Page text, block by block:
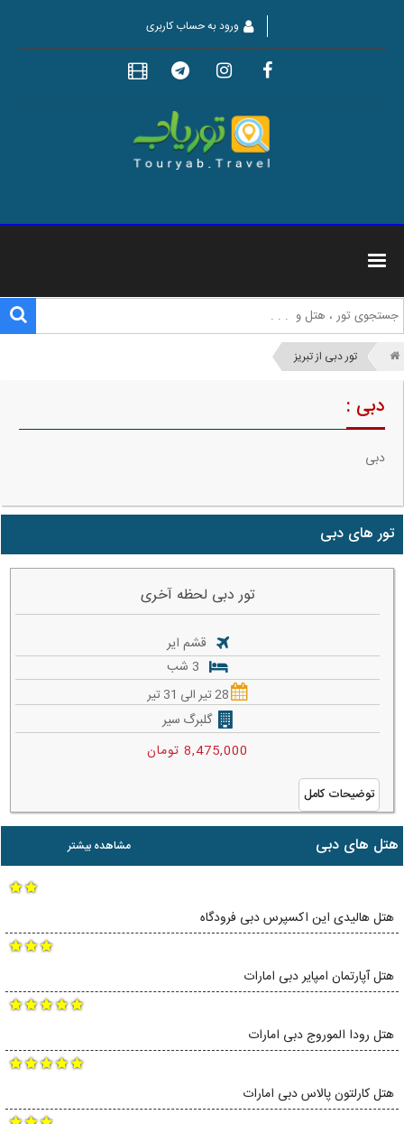
ورود به حساب کاربری
تور دبی از تبریز
دبی :
دبی
تور های دبی
تور دبی لحظه آخری
قشم ایر
28 تیر الی 31 تیر
گلبرگ سیر
8,475,000 تومان
توضیحات کامل
مشاهده بیشتر هتل های دبی
هتل هالیدی این اکسپرس دبی فرودگاه
هتل آپارتمان امپایر دبی امارات
هتل رودا الموروج دبی امارات
هتل کارلتون پالاس دبی امارات